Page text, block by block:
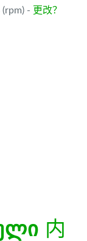
- 更改？
内